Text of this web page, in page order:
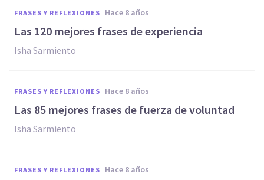
FRASES Y REFLEXIONES hace 8 años
Las 120 mejores frases de experiencia
Isha Sarmiento
FRASES Y REFLEXIONES hace 8 años
Las 85 mejores frases de fuerza de voluntad
Isha Sarmiento
FRASES Y REFLEXIONES hace 8 años